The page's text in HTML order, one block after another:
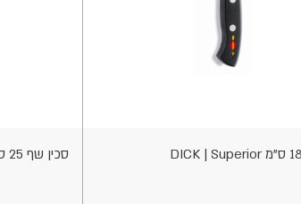
סכין שף 25 ס"מ ידית פלסטיק שחורה | BEROX